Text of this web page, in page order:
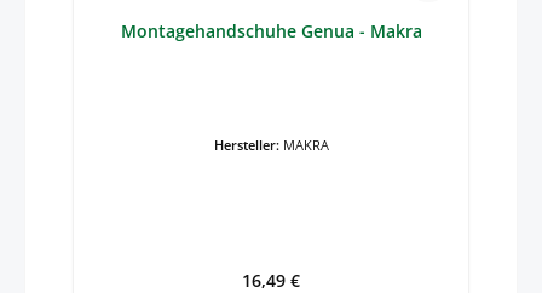
Montagehandschuhe Genua - Makra
Hersteller: MAKRA
Regulärer Preis:
16,49 €